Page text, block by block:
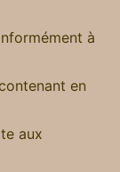
à
en
aux